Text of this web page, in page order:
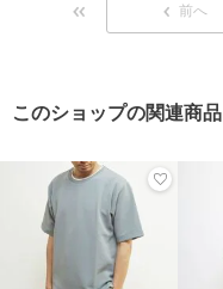
前へ
このショップの関連商品